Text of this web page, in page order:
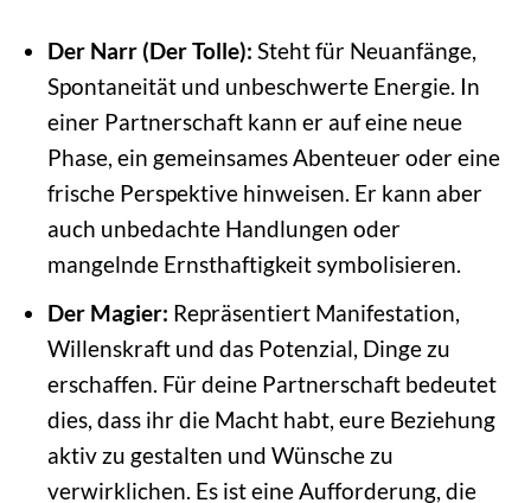
Der Narr (Der Tolle): Steht für Neuanfänge,
Spontaneität und unbeschwerte Energie. In
einer Partnerschaft kann er auf eine neue
Phase, ein gemeinsames Abenteuer oder eine
frische Perspektive hinweisen. Er kann aber
auch unbedachte Handlungen oder
mangelnde Ernsthaftigkeit symbolisieren.
Der Magier: Repräsentiert Manifestation,
Willenskraft und das Potenzial, Dinge zu
erschaffen. Für deine Partnerschaft bedeutet
dies, dass ihr die Macht habt, eure Beziehung
aktiv zu gestalten und Wünsche zu
verwirklichen. Es ist eine Aufforderung, die